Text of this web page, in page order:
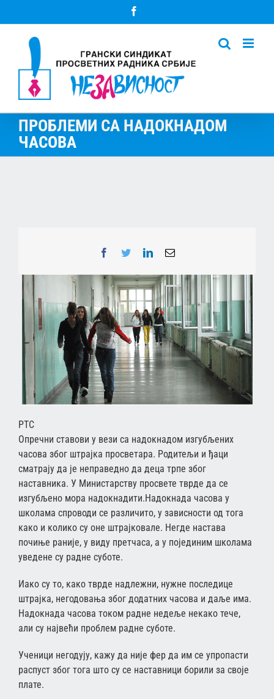
to
ПРОБЛЕМИ СА НАДОКНАДОМ
ЧАСОВА
Facebook
TwitterLinkedInEmail
РТС
Опречни ставови у вези са надокнадом изгубљених
часова због штрајка просветара. Родитељи и ђаци
сматрају да је неправедно да деца трпе због
наставника. У Министарству просвете тврде да се
изгубљено мора надокнадити.Надокнада часова у
школама спроводи се различито, у зависности од тога
како и колико су оне штрајковале. Негде настава
почиње раније, у виду претчаса, а у појединим школама
уведене су радне суботе.
Иако су то, како тврде надлежни, нужне последице
штрајка, негодовања због додатних часова и даље има.
Надокнада часова током радне недеље некако тече,
али су највећи проблем радне суботе.
Ученици негодују, кажу да није фер да им се упропасти
распуст због тога што су се наставници борили за своје
плате.